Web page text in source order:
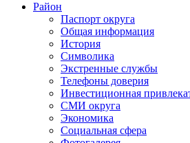
Район
Паспорт округа
Общая информация
История
Символика
Экстренные службы
Телефоны доверия
Инвестиционная
СМИ округа
Экономика
Социальная сфера